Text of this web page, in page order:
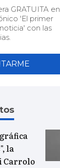
GRATUITA en
'El primer
con las
la
Carrolo